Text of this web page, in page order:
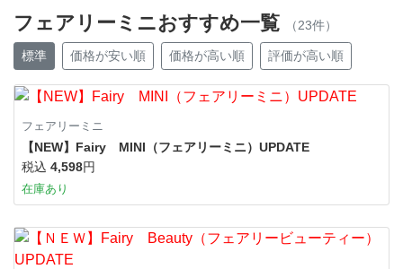
フェアリーミニおすすめ一覧 （23件）
標準 価格が安い順 価格が高い順 評価が高い順
フェアリーミニ
【NEW】Fairy MINI（フェアリーミニ）UPDATE
税込 4,598円
在庫あり